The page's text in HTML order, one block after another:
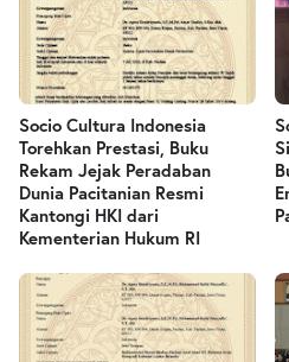
Socio Cultura Indonesia
Torehkan Prestasi, Buku
Rekam Jejak Peradaban
Dunia Pacitanian Resmi
Kantongi HKI dari
Kementerian Hukum RI